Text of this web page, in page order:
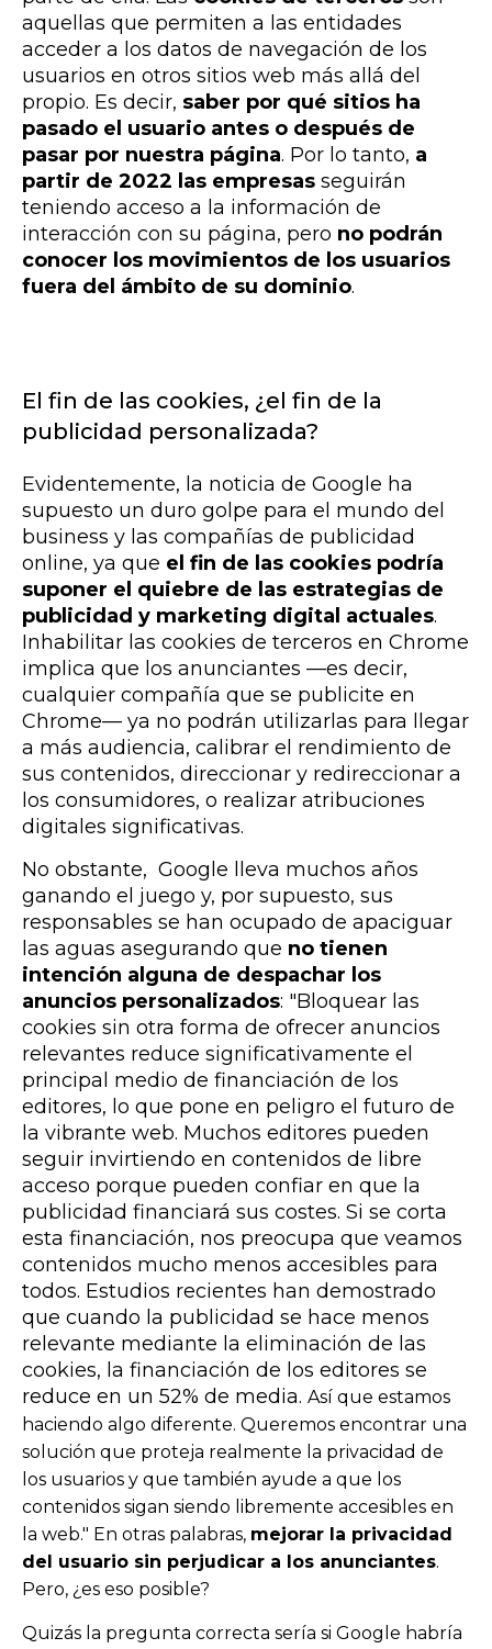
aquellas que permiten a las entidades
acceder a los datos de navegación de los
usuarios en otros sitios web más allá del
propio. Es decir, saber por qué sitios ha
pasado el usuario antes o después de
pasar por nuestra página. Por lo tanto, a
partir de 2022 las empresas seguirán
teniendo acceso a la información de
interacción con su página, pero no podrán
conocer los movimientos de los usuarios
fuera del ámbito de su dominio.
El fin de las cookies, ¿el fin de la
publicidad personalizada?
Evidentemente, la noticia de Google ha
supuesto un duro golpe para el mundo del
business y las compañías de publicidad
online, ya que el fin de las cookies podría
suponer el quiebre de las estrategias de
publicidad y marketing digital actuales.
Inhabilitar las cookies de terceros en Chrome
implica que los anunciantes —es decir,
cualquier compañía que se publicite en
Chrome— ya no podrán utilizarlas para llegar
a más audiencia, calibrar el rendimiento de
sus contenidos, direccionar y redireccionar a
los consumidores, o realizar atribuciones
digitales significativas.
No obstante, Google lleva muchos años
ganando el juego y, por supuesto, sus
responsables se han ocupado de apaciguar
las aguas asegurando que no tienen
intención alguna de despachar los
anuncios personalizados: "Bloquear las
cookies sin otra forma de ofrecer anuncios
relevantes reduce significativamente el
principal medio de financiación de los
editores, lo que pone en peligro el futuro de
la vibrante web. Muchos editores pueden
seguir invirtiendo en contenidos de libre
acceso porque pueden confiar en que la
publicidad financiará sus costes. Si se corta
esta financiación, nos preocupa que veamos
contenidos mucho menos accesibles para
todos. Estudios recientes han demostrado
que cuando la publicidad se hace menos
relevante mediante la eliminación de las
cookies, la financiación de los editores se
reduce en un 52% de media. Así que estamos
haciendo algo diferente. Queremos encontrar una
solución que proteja realmente la privacidad de
los usuarios y que también ayude a que los
contenidos sigan siendo libremente accesibles en
la web." En otras palabras, mejorar la privacidad
del usuario sin perjudicar a los anunciantes.
Pero, ¿es eso posible?
Quizás la pregunta correcta sería si Google habría